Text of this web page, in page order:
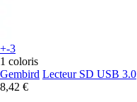
+-3
1 coloris
Gembird Lecteur SD USB 3.0
8,42 €